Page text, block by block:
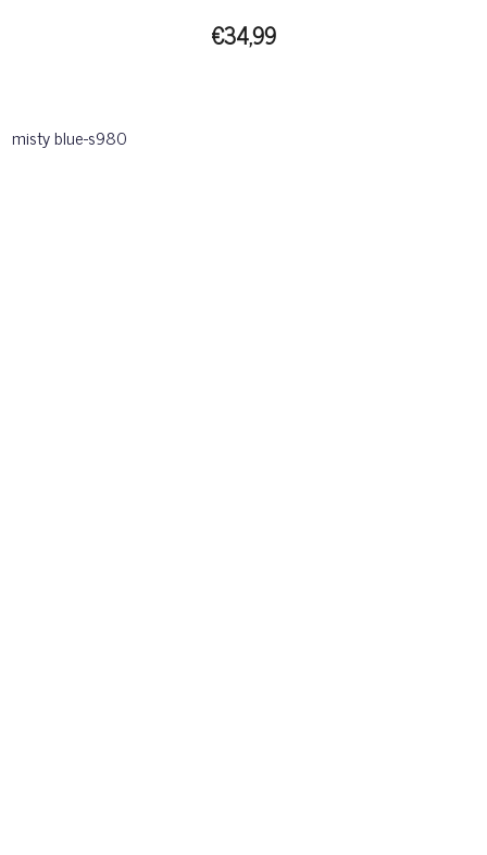
€34,99
misty blue-s980